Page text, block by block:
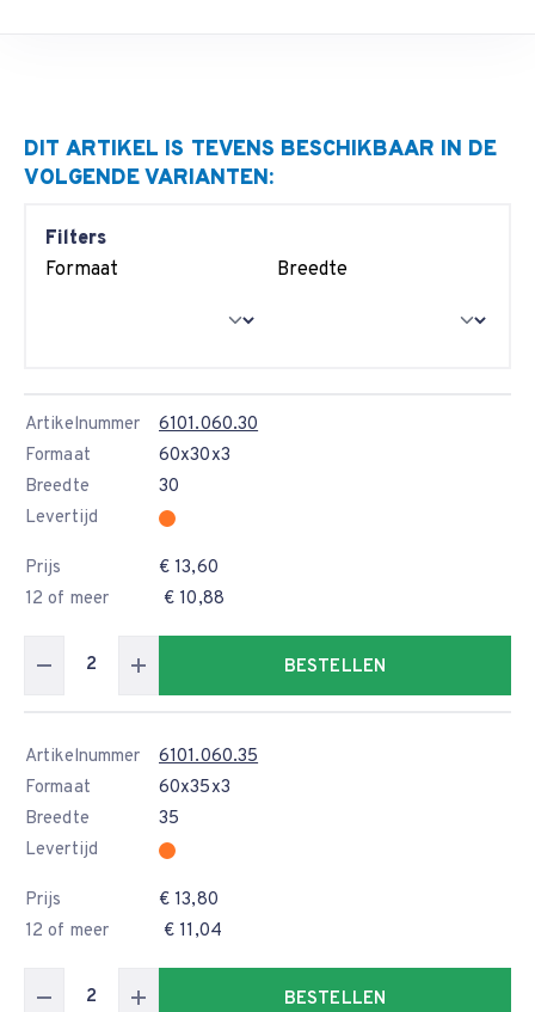
DIT ARTIKEL IS TEVENS BESCHIKBAAR IN DE
VOLGENDE VARIANTEN:
Filters
Formaat
Breedte
Artikelnummer
6101.060.30
Formaat
60x30x3
Breedte
30
Levertijd
Prijs
€ 13,60
12 of meer
€ 10,88
BESTELLEN
Artikelnummer
6101.060.35
Formaat
60x35x3
Breedte
35
Levertijd
Prijs
€ 13,80
12 of meer
€ 11,04
BESTELLEN